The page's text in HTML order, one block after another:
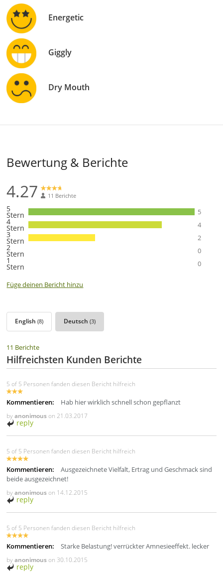
Energetic
Giggly
Dry Mouth
Bewertung & Berichte
4.27 11 Berichte
5
Stern 5
4
Stern 4
3
Stern 2
2
Stern 0
1
Stern 0
Füge deinen Bericht hinzu
English(8) Deutsch(3)
11 Berichte
Hilfreichsten Kunden Berichte
5 of 5 Personen fanden diesen Bericht hilfreich
Kommentieren: Hab hier wirklich schnell schon gepflanzt
byanonimouson21.03.2017
reply
5 of 5 Personen fanden diesen Bericht hilfreich
Kommentieren:
Ausgezeichnete Vielfalt, Ertrag und Geschmack sind
beide ausgezeichnet!
byanonimouson 14.12.2015
reply
5 of 5 Personen fanden diesen Bericht hilfreich
Kommentieren: Starke Belastung! verrückter Amnesieeffekt. lecker
byanonimouson30.10.2015
reply